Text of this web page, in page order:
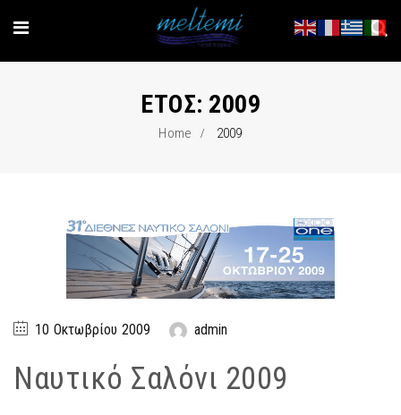
ΈΤΟΣ: 2009
Home 2009
10 Οκτωβρίου 2009 admin
Ναυτικό Σαλόνι 2009